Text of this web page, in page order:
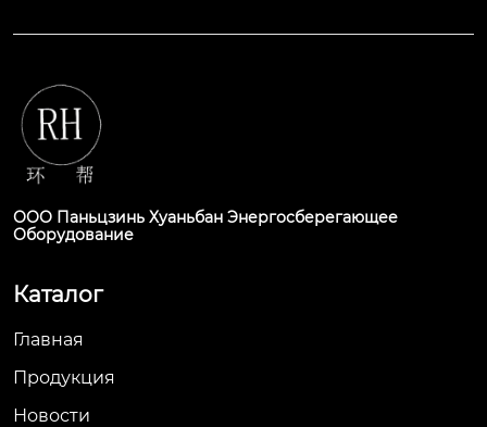
ООО Паньцзинь Хуаньбан Энергосберегающее
Оборудование
Каталог
Главная
Продукция
Новости